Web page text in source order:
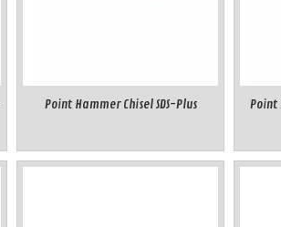
Point Hammer Chisel SDS-Plus
Point